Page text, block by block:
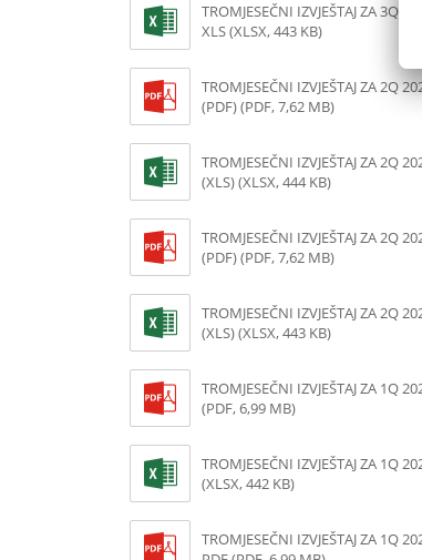
TROMJESEČNI IZVJEŠTAJ ZA 3Q
XLS (XLSX, 443 KB)
TROMJESEČNI IZVJEŠTAJ ZA 2Q
(PDF) (PDF, 7,62 MB)
TROMJESEČNI IZVJEŠTAJ ZA 2Q
(XLS) (XLSX, 444 KB)
TROMJESEČNI IZVJEŠTAJ ZA 2Q
(PDF) (PDF, 7,62 MB)
TROMJESEČNI IZVJEŠTAJ ZA 2Q
(XLS) (XLSX, 443 KB)
TROMJESEČNI IZVJEŠTAJ ZA 1Q
(PDF, 6,99 MB)
TROMJESEČNI IZVJEŠTAJ ZA 1Q
(XLSX, 442 KB)
TROMJESEČNI IZVJEŠTAJ ZA 1Q